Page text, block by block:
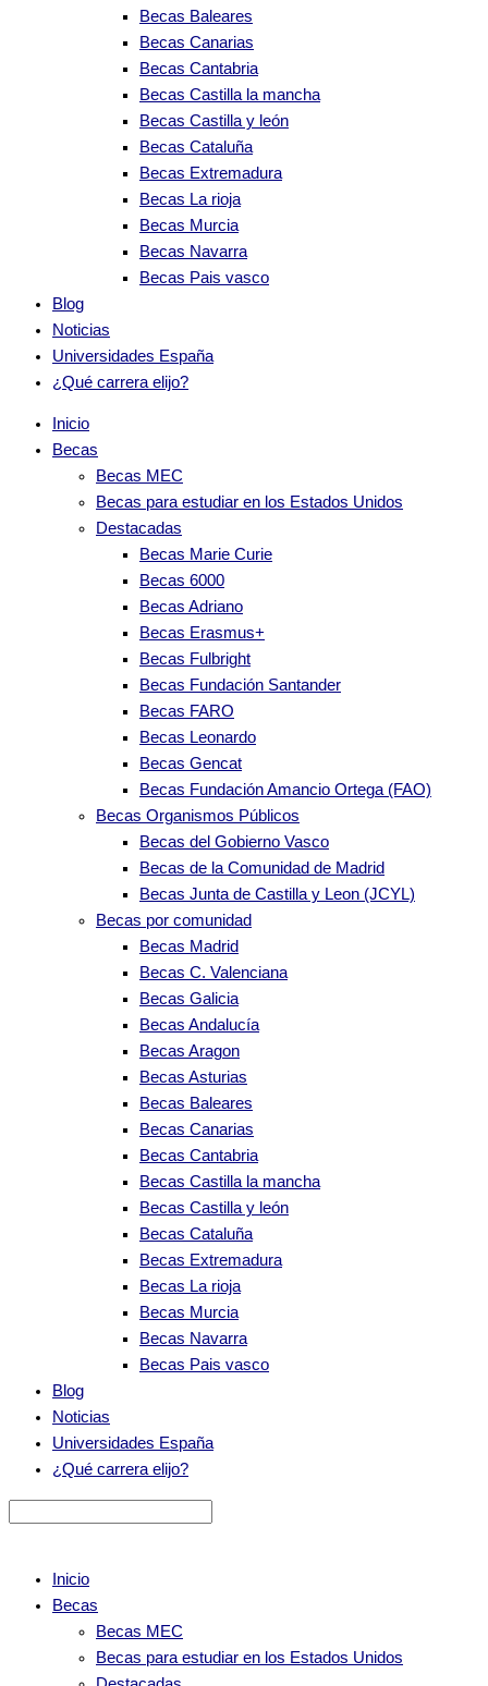
Becas Baleares
Becas Canarias
Becas Cantabria
Becas Castilla la mancha
Becas Castilla y león
Becas Cataluña
Becas Extremadura
Becas La rioja
Becas Murcia
Becas Navarra
Becas Pais vasco
Blog
Noticias
Universidades España
¿Qué carrera elijo?
Inicio
Becas
Becas MEC
Becas para estudiar en los Estados Unidos
Destacadas
Becas Marie Curie
Becas 6000
Becas Adriano
Becas Erasmus+
Becas Fulbright
Becas Fundación Santander
Becas FARO
Becas Leonardo
Becas Gencat
Becas Fundación Amancio Ortega (FAO)
Becas Organismos Públicos
Becas del Gobierno Vasco
Becas de la Comunidad de Madrid
Becas Junta de Castilla y Leon (JCYL)
Becas por comunidad
Becas Madrid
Becas C. Valenciana
Becas Galicia
Becas Andalucía
Becas Aragon
Becas Asturias
Becas Baleares
Becas Canarias
Becas Cantabria
Becas Castilla la mancha
Becas Castilla y león
Becas Cataluña
Becas Extremadura
Becas La rioja
Becas Murcia
Becas Navarra
Becas Pais vasco
Blog
Noticias
Universidades España
¿Qué carrera elijo?
Inicio
Becas
Becas MEC
Becas para estudiar en los Estados Unidos